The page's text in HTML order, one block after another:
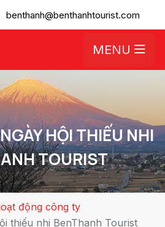
benthanh@benthanhtourist.com
MENU
HỘI THIẾU NHI
TOURIST
động công ty
thiếu nhi BenThanh Tourist